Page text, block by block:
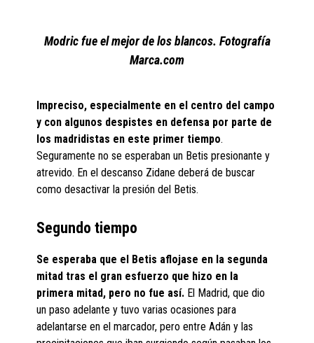
Modric fue el mejor de los blancos. Fotografía
Marca.com
Impreciso, especialmente en el centro del campo
y con algunos despistes en defensa por parte de
los madridistas en este primer tiempo.
Seguramente no se esperaban un Betis presionante y
atrevido. En el descanso Zidane deberá de buscar
como desactivar la presión del Betis.
Segundo tiempo
Se esperaba que el Betis aflojase en la segunda
mitad tras el gran esfuerzo que hizo en la
primera mitad, pero no fue así. El Madrid, que dio
un paso adelante y tuvo varias ocasiones para
adelantarse en el marcador, pero entre Adán y las